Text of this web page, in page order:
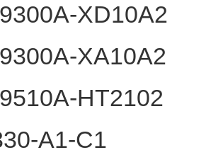
XD10A2
XA10A2
HT2102
A1-C1